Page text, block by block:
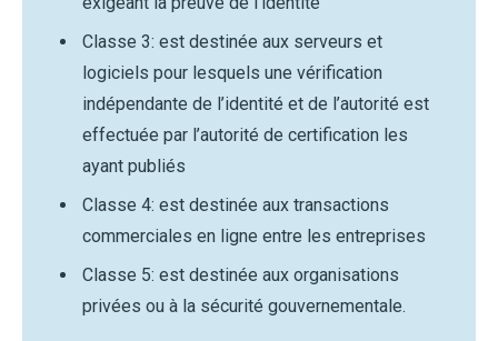
Classe 3: est destinée aux serveurs et
logiciels pour lesquels une vérification
indépendante de l’identité et de l’autorité est
effectuée par l’autorité de certification les
ayant publiés
Classe 4: est destinée aux transactions
commerciales en ligne entre les entreprises
Classe 5: est destinée aux organisations
privées ou à la sécurité gouvernementale.